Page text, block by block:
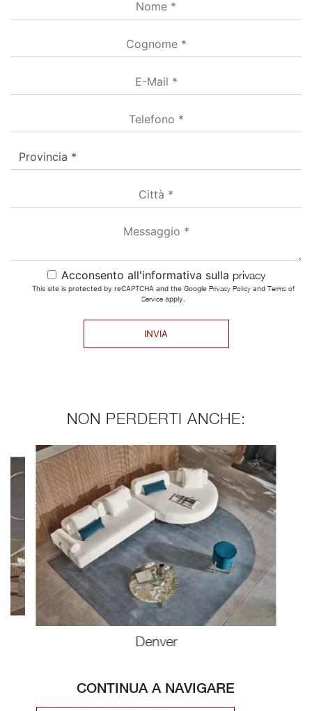
Acconsento all'informativa sulla privacy
This site is protected by reCAPTCHA and the Google Privacy Policyand Terms of
Serviceapply.
INVIA
NON PERDERTI ANCHE:
Denver
CONTINUA A NAVIGARE